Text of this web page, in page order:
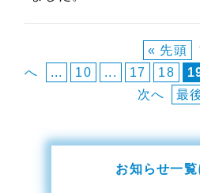
« 先頭
へ
... 10 ... 17 18
次へ
最
お知らせ一覧